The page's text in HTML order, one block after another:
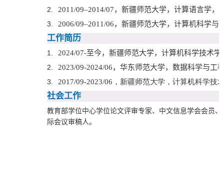
2.
2011/09–2014/07，新疆师范大学，计算语言学，
3.
2006/09–2011/06，新疆师范大学，计算机科学与
工作简历
1. 2024/07-至今，新疆师范大学，计算机科学技术
2.
2023/09-2024/06，华东师范大学，数据科学与工
3.
2017/09-2023/06 ， 新疆师范大学 ， 计算机科学技
社会工作
教育部学位中心学位论文评审专家、中文信息学会会员
际会议审稿人。